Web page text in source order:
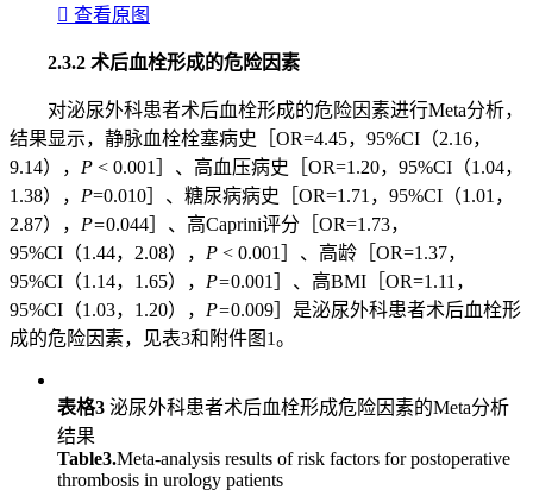
 查看原图
2.3.2 术后血栓形成的危险因素
对泌尿外科患者术后血栓形成的危险因素进行Meta分析，
结果显示，静脉血栓栓塞病史［OR=4.45，95%CI（2.16，
9.14）， P < 0.001］、高血压病史［OR=1.20，95%CI（1.04，
1.38）， P=0.010］、糖尿病病史［OR=1.71，95%CI（1.01，
2.87）， P=0.044］、高Caprini评分［OR=1.73，
95%CI（1.44，2.08）， P < 0.001］、高龄［OR=1.37，
95%CI（1.14，1.65）， P=0.001］、高BMI［OR=1.11，
95%CI（1.03，1.20）， P=0.009］是泌尿外科患者术后血栓形
成的危险因素，见表3和附件图1。
表格3 泌尿外科患者术后血栓形成危险因素的Meta分析
结果
Table3.Meta-analysis results of risk factors for postoperative
thrombosis in urology patients